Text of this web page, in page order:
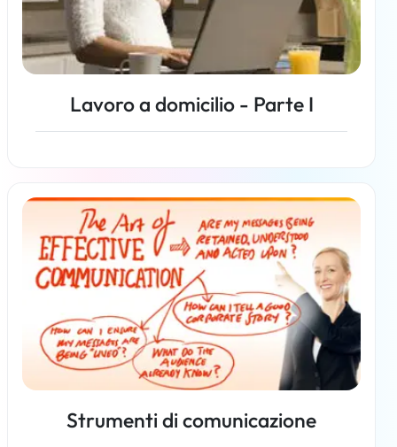
Lavoro a domicilio - Parte I
Per saperne di più
Strumenti di comunicazione